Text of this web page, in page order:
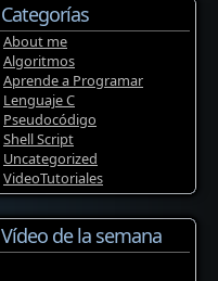
Categorías
About me
Algoritmos
Aprende a Programar
Lenguaje C
Pseudocódigo
Shell Script
Uncategorized
VideoTutoriales
Vídeo de la semana